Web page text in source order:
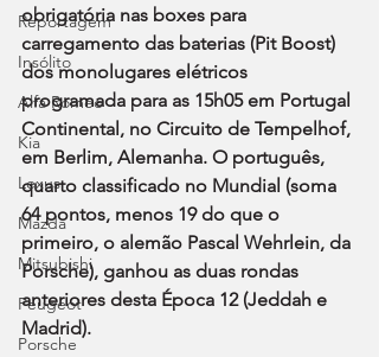
Reportagem
Insólito
Alfa Romeo
Kia
Lexus
Mazda
Mitsubishi
Peugeot
Porsche
obrigatória nas boxes para
carregamento das baterias (Pit Boost)
dos monolugares elétricos
programada para as 15h05 em Portugal
Continental, no Circuito de Tempelhof,
em Berlim, Alemanha. O português,
quarto classificado no Mundial (soma
64 pontos, menos 19 do que o
primeiro, o alemão Pascal Wehrlein, da
Porsche), ganhou as duas rondas
anteriores desta Época 12 (Jeddah e
Madrid).